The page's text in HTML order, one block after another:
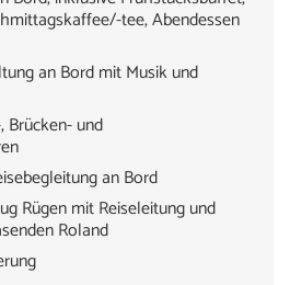
tee, Abendessen
an Bord mit Musik und
und
an Bord
Rügen mit Reiseleitung und
Roland